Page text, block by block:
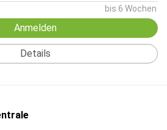
bis 6 Wochen
Anmelden
Details